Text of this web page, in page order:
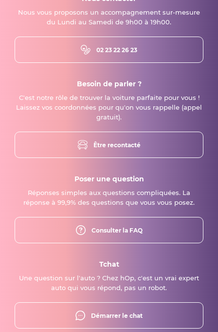
Nous vous proposons un accompagnement sur-mesure
du Lundi au Samedi de 9h00 à 19h00.
02 23 22 26 23
Besoin de parler ?
C'est notre rôle de trouver la voiture parfaite pour vous !
Laissez vos coordonnées pour qu'on vous rappelle (appel
gratuit).
Être recontacté
Poser une question
Réponses simples aux questions compliquées. La
réponse à 99,9% des questions que vous vous posez.
Consulter la FAQ
Tchat
Une question sur l'auto ? Chez hOp, c'est un vrai expert
auto qui vous répond, pas un robot.
Démarrer le chat